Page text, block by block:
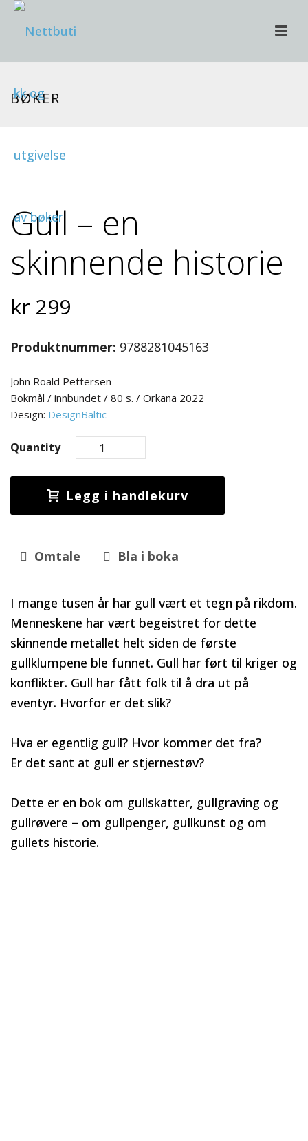
BØKER
Gull – en
skinnende historie
kr 299
Produktnummer: 9788281045163
John Roald Pettersen
Bokmål / innbundet / 80 s. / Orkana 2022
Design: DesignBaltic
Quantity
Legg i handlekurv
Omtale Bla i boka
I mange tusen år har gull vært et tegn på rikdom.
Menneskene har vært begeistret for dette
skinnende metallet helt siden de første
gullklumpene ble funnet. Gull har ført til kriger og
konflikter. Gull har fått folk til å dra ut på
eventyr. Hvorfor er det slik?
Hva er egentlig gull? Hvor kommer det fra?
Er det sant at gull er stjernestøv?
Dette er en bok om gullskatter, gullgraving og
gullrøvere – om gullpenger, gullkunst og om
gullets historie.